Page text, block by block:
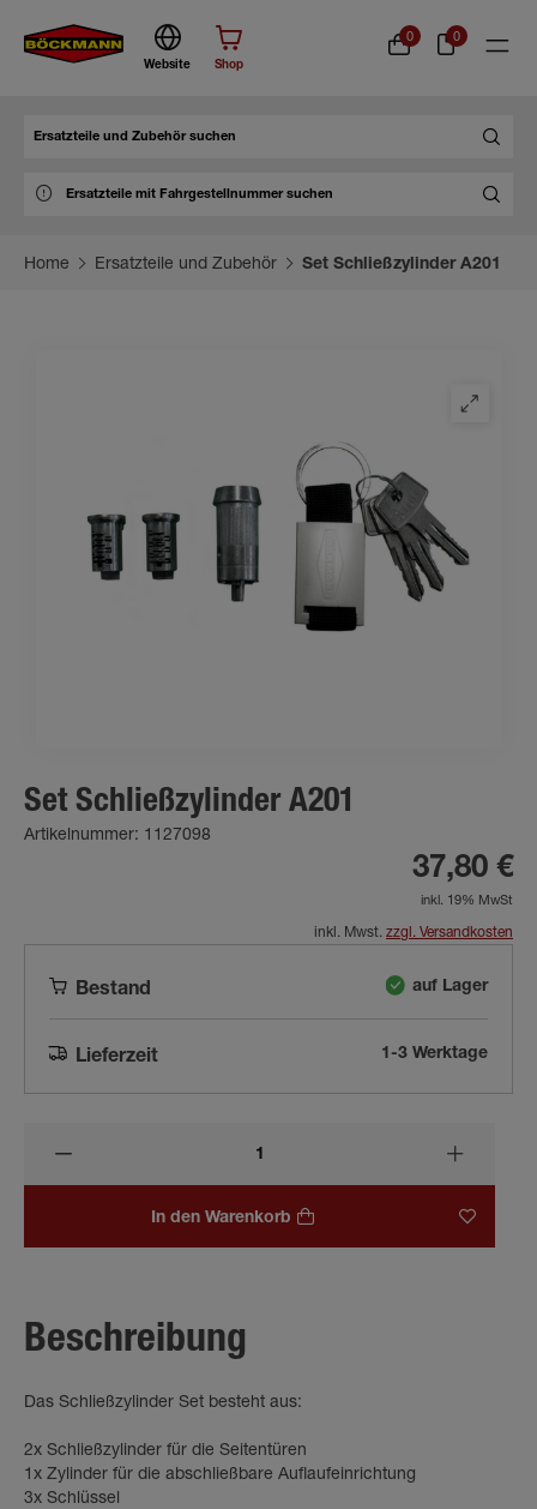
Website Shop
0 0
Home Ersatzteile und Zubehör Set Schließzylinder A201
Set Schließzylinder A201
Artikelnummer: 1127098
37,80 €
inkl. 19% MwSt
inkl. Mwst. zzgl. Versandkosten
Bestand auf Lager
Lieferzeit 1-3 Werktage
In den Warenkorb
Beschreibung
Das Schließzylinder Set besteht aus:
2x Schließzylinder für die Seitentüren
1x Zylinder für die abschließbare Auflaufeinrichtung
3x Schlüssel